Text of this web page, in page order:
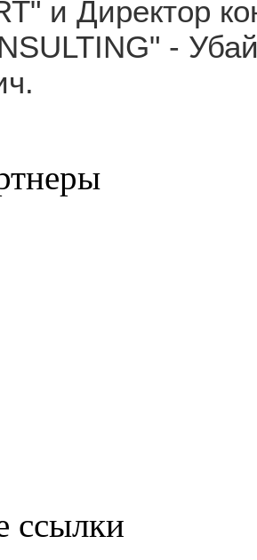
и Директор
-
ссылки